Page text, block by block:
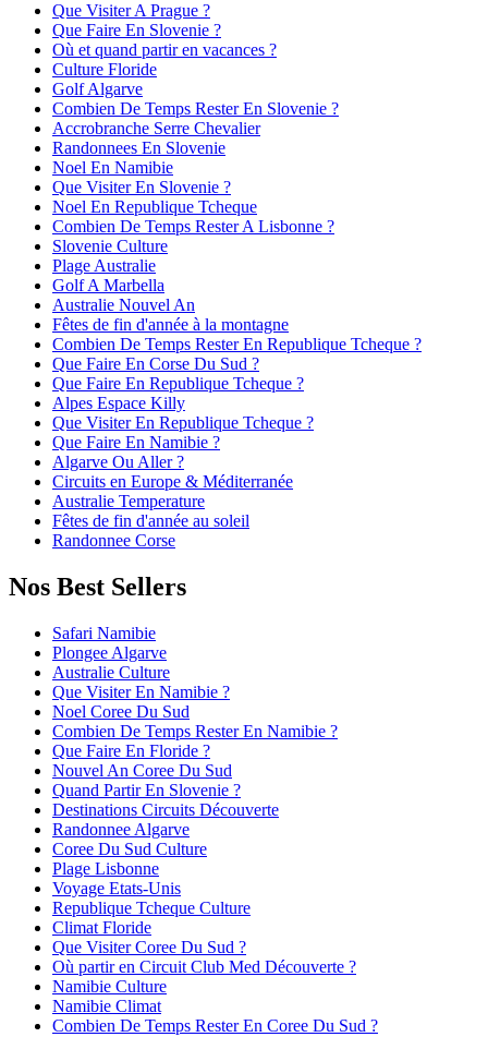
Que Visiter A Prague ?
Que Faire En Slovenie ?
Où et quand partir en vacances ?
Culture Floride
Golf Algarve
Combien De Temps Rester En Slovenie ?
Accrobranche Serre Chevalier
Randonnees En Slovenie
Noel En Namibie
Que Visiter En Slovenie ?
Noel En Republique Tcheque
Combien De Temps Rester A Lisbonne ?
Slovenie Culture
Plage Australie
Golf A Marbella
Australie Nouvel An
Fêtes de fin d'année à la montagne
Combien De Temps Rester En Republique Tcheque ?
Que Faire En Corse Du Sud ?
Que Faire En Republique Tcheque ?
Alpes Espace Killy
Que Visiter En Republique Tcheque ?
Que Faire En Namibie ?
Algarve Ou Aller ?
Circuits en Europe & Méditerranée
Australie Temperature
Fêtes de fin d'année au soleil
Randonnee Corse
Nos Best Sellers
Safari Namibie
Plongee Algarve
Australie Culture
Que Visiter En Namibie ?
Noel Coree Du Sud
Combien De Temps Rester En Namibie ?
Que Faire En Floride ?
Nouvel An Coree Du Sud
Quand Partir En Slovenie ?
Destinations Circuits Découverte
Randonnee Algarve
Coree Du Sud Culture
Plage Lisbonne
Voyage Etats-Unis
Republique Tcheque Culture
Climat Floride
Que Visiter Coree Du Sud ?
Où partir en Circuit Club Med Découverte ?
Namibie Culture
Namibie Climat
Combien De Temps Rester En Coree Du Sud ?